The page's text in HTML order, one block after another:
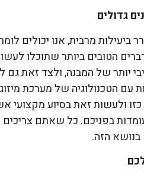
גדולים
מרבית, אנו יכולים
הטובים ביותר שתוכלו
יותר של המבנה, ולצד זאת גם
ולעשות זאת בסיוע מקצועי
בפניכם. כל שאתם
בנושא הזה.